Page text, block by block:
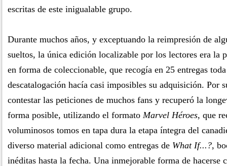
escritas de este inigualable grupo.
Durante muchos años, y exceptuando la reimpresión de
sueltos, la única edición localizable por los lectores era la
en forma de coleccionable, que recogía en 25 entregas
descatalogación hacía casi imposibles su adquisición. Por
contestar las peticiones de muchos fans y recuperó la
forma posible, utilizando el formato Marvel Héroes, que
voluminosos tomos en tapa dura la etapa íntegra del
diverso material adicional como entregas de What If...?,
inéditas hasta la fecha. Una inmejorable forma de hacerse